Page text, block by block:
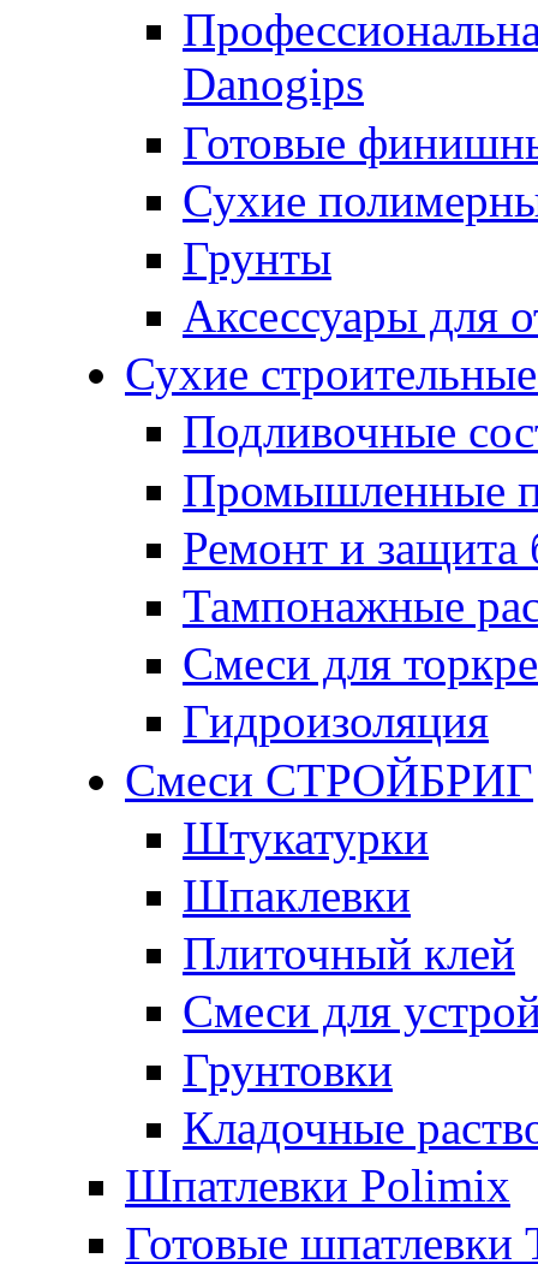
Danogips
Готовые
Сухие
Грунты
Аксессуары для
Сухие
Подливочные
Промышленные
Ремонт и защита
Тампонажные
Смеси для
Гидроизоляция
Смеси СТРОЙБРИГ
Штукатурки
Шпаклевки
Плиточный клей
Смеси для
Грунтовки
Кладочные
Шпатлевки Polimix
Готовые шпатлевки